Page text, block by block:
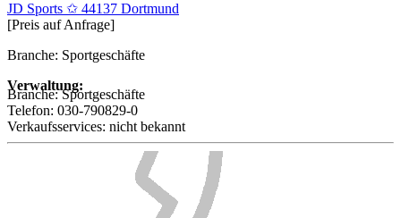
JD Sports ✩ 44137 Dortmund
[Preis auf Anfrage]
Branche: Sportgeschäfte
Verwaltung:
Branche:Sportgeschäfte
Telefon: 030-790829-0
Verkaufsservices: nicht bekannt